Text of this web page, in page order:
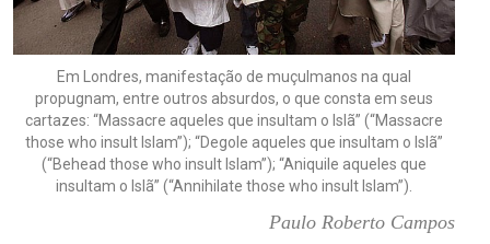
Em Londres, manifestação de muçulmanos na qual
propugnam, entre outros absurdos, o que consta em seus
cartazes: “Massacre aqueles que insultam o Islã” (“Massacre
those who insult Islam”); “Degole aqueles que insultam o Islã”
(“Behead those who insult Islam”); “Aniquile aqueles que
insultam o Islã” (“Annihilate those who insult Islam”).
Paulo Roberto Campos